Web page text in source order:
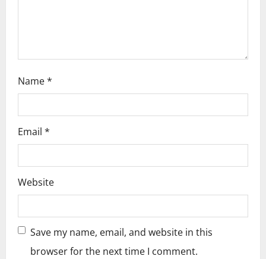
Name*
Email *
Website
Save my name, email, and website in this
browser for the next time I comment.